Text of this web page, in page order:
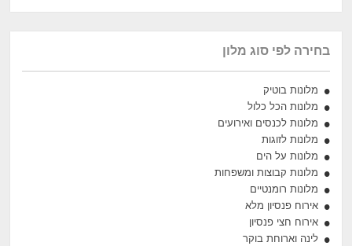
בחירה לפי סוג מלון
מלונות בוטיק
מלונות הכל כלול
מלונות לכנסים ואירועים
מלונות לזוגות
מלונות על הים
מלונות קבוצות ומשפחות
מלונות רומנטיים
אירוח פנסיון מלא
אירוח חצי פנסיון
לינה וארוחת בוקר